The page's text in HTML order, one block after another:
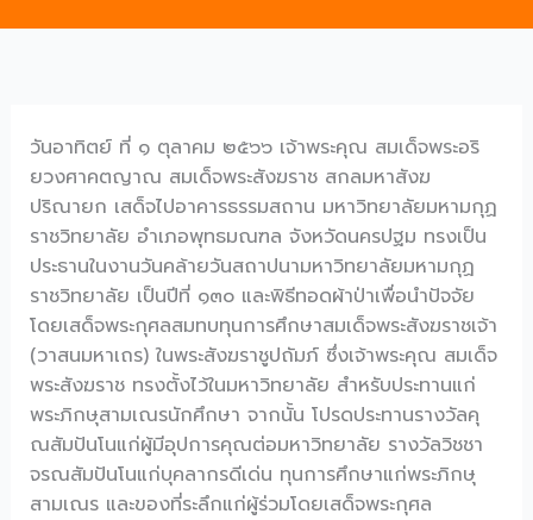
วันอาทิตย์ ที่ ๑ ตุลาคม ๒๕๖๖ เจ้าพระคุณ สมเด็จพระอริ
ยวงศาคตญาณ สมเด็จพระสังฆราช สกลมหาสังฆ
ปริณายก เสด็จไปอาคารธรรมสถาน มหาวิทยาลัยมหามกุฏ
ราชวิทยาลัย อำเภอพุทธมณฑล จังหวัดนครปฐม ทรงเป็น
ประธานในงานวันคล้ายวันสถาปนามหาวิทยาลัยมหามกุฏ
ราชวิทยาลัย เป็นปีที่ ๑๓๐ และพิธีทอดผ้าป่าเพื่อนำปัจจัย
โดยเสด็จพระกุศลสมทบทุนการศึกษาสมเด็จพระสังฆราชเจ้า
(วาสนมหาเถร) ในพระสังฆราชูปถัมภ์ ซึ่งเจ้าพระคุณ สมเด็จ
พระสังฆราช ทรงตั้งไว้ในมหาวิทยาลัย สำหรับประทานแก่
พระภิกษุสามเณรนักศึกษา จากนั้น โปรดประทานรางวัลคุ
ณสัมปันโนแก่ผู้มีอุปการคุณต่อมหาวิทยาลัย รางวัลวิชชา
จรณสัมปันโนแก่บุคลากรดีเด่น ทุนการศึกษาแก่พระภิกษุ
สามเณร และของที่ระลึกแก่ผู้ร่วมโดยเสด็จพระกุศล